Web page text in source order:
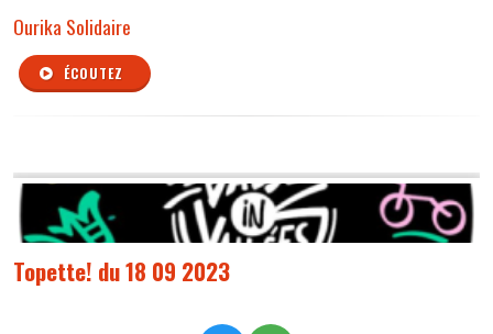
Ourika Solidaire
ÉCOUTEZ
Topette! du 18 09 2023